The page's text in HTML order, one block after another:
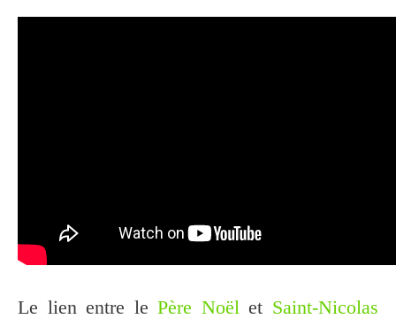
Le lien entre lePère Noël et Saint-Nicolas